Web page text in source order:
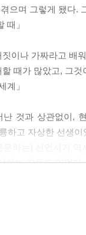
으며 그렇게 됐다.
때」
이나 가짜라고 배
때가 많았고, 그
계」
것과 상관없이,
하고 자상한 선생
하는 자들도 있었
소화할 수 있을 정
많은 시간을 보냈다」